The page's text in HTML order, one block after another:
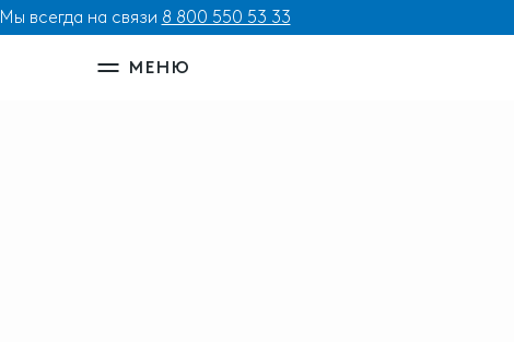
Мы всегда на связи 8 800 550 53 33
МЕНЮ